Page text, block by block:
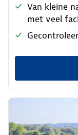
Van kleine
met veel